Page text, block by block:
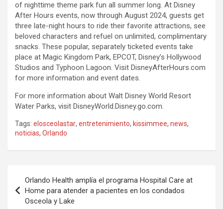
of nighttime theme park fun all summer long. At Disney
After Hours events, now through August 2024, guests get
three late-night hours to ride their favorite attractions, see
beloved characters and refuel on unlimited, complimentary
snacks. These popular, separately ticketed events take
place at Magic Kingdom Park, EPCOT, Disney’s Hollywood
Studios and Typhoon Lagoon. Visit DisneyAfterHours.com
for more information and event dates.
For more information about Walt Disney World Resort
Water Parks, visit DisneyWorld.Disney.go.com.
Tags: elosceolastar, entretenimiento, kissimmee, news,
noticias, Orlando
Orlando Health amplía el programa Hospital Care at
Home para atender a pacientes en los condados
Osceola y Lake